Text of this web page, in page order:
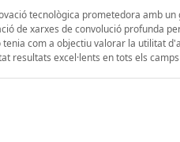
tecnològica prometedora amb un
de xarxes de convolució profunda
com a objectiu valorar la utilitat
resultats excel·lents en tots els